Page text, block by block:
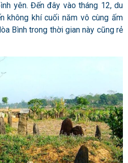
yên. Đến đây vào tháng 12, du
không khí cuối năm vô cùng ấm
Bình trong thời gian này cũng rẻ